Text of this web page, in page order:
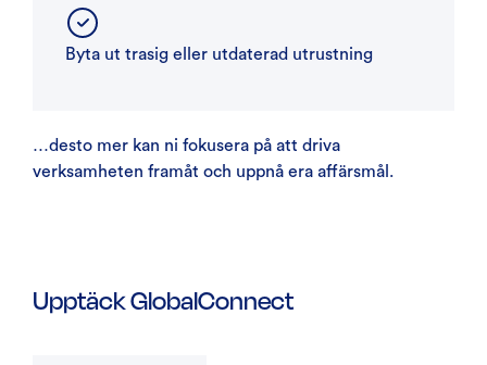
Byta ut trasig eller utdaterad utrustning
…desto mer kan ni fokusera på att driva
verksamheten framåt och uppnå era affärsmål.
Upptäck GlobalConnect